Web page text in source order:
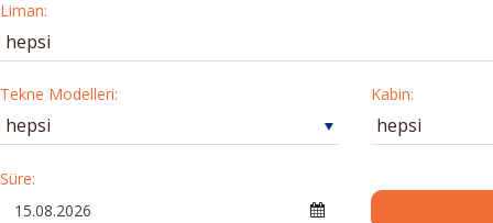
Liman:
Tekne Modelleri: Kabin:
Süre: